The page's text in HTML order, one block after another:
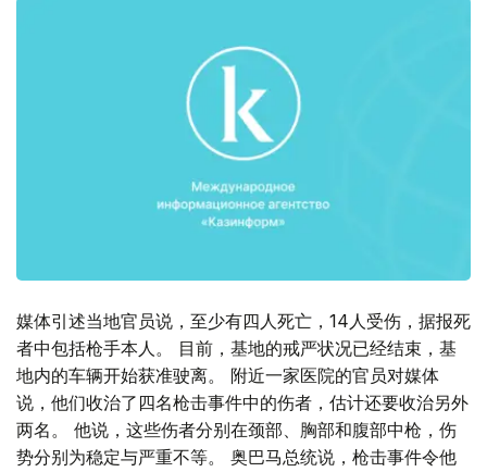
媒体引述当地官员说，至少有四人死亡，14人受伤，据报死
者中包括枪手本人。 目前，基地的戒严状况已经结束，基
地内的车辆开始获准驶离。 附近一家医院的官员对媒体
说，他们收治了四名枪击事件中的伤者，估计还要收治另外
两名。 他说，这些伤者分别在颈部、胸部和腹部中枪，伤
势分别为稳定与严重不等。 奥巴马总统说，枪击事件令他